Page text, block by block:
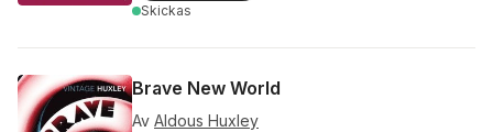
Skickas
Brave New World
Av Aldous Huxley